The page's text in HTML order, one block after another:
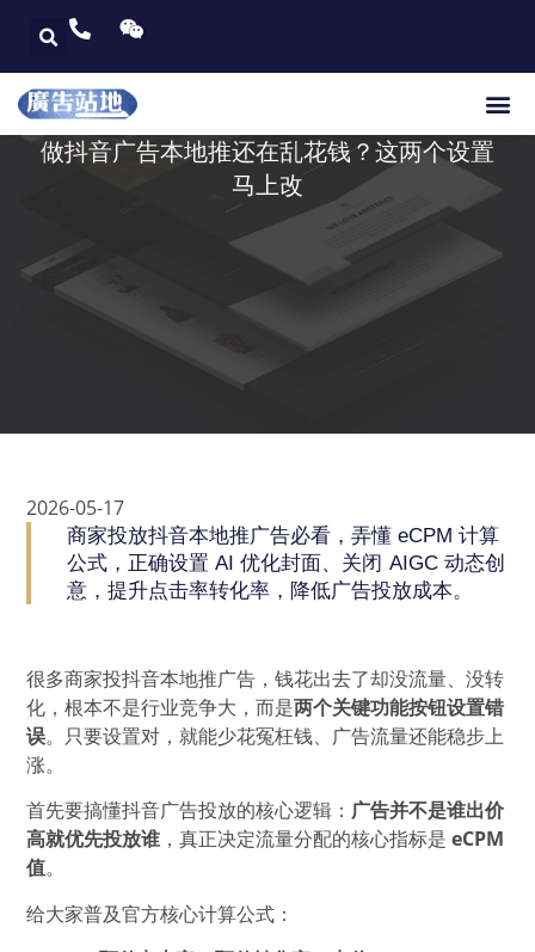
做抖音广告本地推还在乱花钱？这两个设置
马上改
2026-05-17
商家投放抖音本地推广告必看，弄懂 eCPM 计算
公式，正确设置 AI 优化封面、关闭 AIGC 动态创
意，提升点击率转化率，降低广告投放成本。
很多商家投抖音本地推广告，钱花出去了却没流量、没转
化，根本不是行业竞争大，而是两个关键功能按钮设置错
误。只要设置对，就能少花冤枉钱、广告流量还能稳步上
涨。
首先要搞懂抖音广告投放的核心逻辑： 广告并不是谁出价
高就优先投放谁 ，真正决定流量分配的核心指标是 eCPM
值。
给大家普及官方核心计算公式：